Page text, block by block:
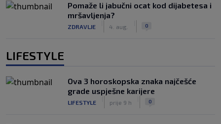
Pomaže li jabučni ocat kod dijabetesa i
mršavljenja?
ZDRAVLJE 4. aug. 0
LIFESTYLE
Ova 3 horoskopska znaka najčešće
grade uspješne karijere
LIFESTYLE prije 9 h 0